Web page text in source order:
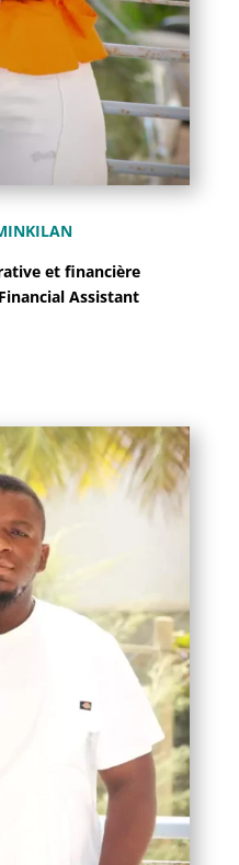
et financière
Assistant